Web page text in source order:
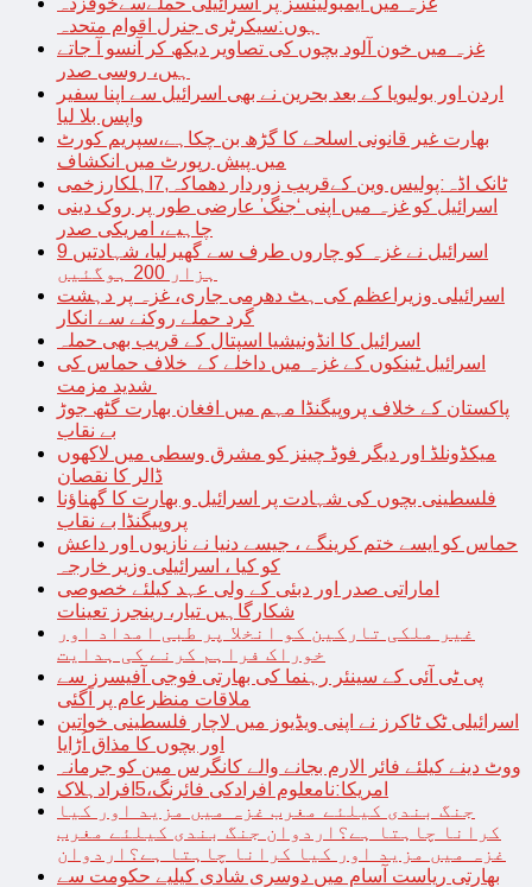
ہوں:سیکرٹری جنرل اقوام متحدہ
غزہ میں خون آلود بچوں کی تصاویر دیکھ کر آنسو آ جاتے
ہیں، روسی صدر
اردن اور بولیویا کے بعد بحرین نے بھی اسرائیل سے اپنا سفیر
واپس بلا لیا
بھارت غیر قانونی اسلحے کا گڑھ بن چکاہے،سپریم کورٹ
میں پیش رپورٹ میں انکشاف
ٹانک اڈہ:پولیس وین کےقریب زوردار دھماکہ,7اہلکارزخمی
اسرائیل کو غزہ میں اپنی ‘جنگ’ عارضی طور پر روک دینی
چاہیے، امریکی صدر
اسرائیل نے غزہ کو چاروں طرف سے گھیرلیا، شہادتیں 9
ہزار 200 ہوگئیں
اسرائیلی وزیراعظم کی ہٹ دھرمی جاری، غزہ پر دہشت
گرد حملے روکنے سے انکار
اسرائیل کا انڈونیشیا اسپتال کے قریب بھی حملہ
اسرائیل ٹینکوں کے غزہ میں داخلے کے خلاف حماس کی
پاکستان کے خلاف پروپیگنڈا مہم میں افغان بھارت گٹھ جوڑ
بے نقاب
میکڈونلڈ اور دیگر فوڈ چینز کو مشرق وسطی میں لاکھوں
ڈالر کا نقصان
فلسطینی بچوں کی شہادت پر اسرائیل و بھارت کا گھناؤنا
پروپیگنڈا بے نقاب
حماس کو ایسے ختم کرینگے ، جیسے دنیا نے نازیوں اور داعش
کو کیا ، اسرائیلی وزیر خارجہ
اماراتی صدر اور دبئی کے ولی عہد کیلئے خصوصی
شکارگاہیں تیار، رینجرز تعینات
غیر ملکی تارکین کو انخلا پر طبی امداد اور
خوراک فراہم کرنے کی ہدایت
پی ٹی آئی کے سینئر رہنما کی بھارتی فوجی آفیسرز سے
ملاقات منظرعام پر آگئی
اسرائیلی ٹک ٹاکرز نے اپنی ویڈیوز میں لاچار فلسطینی خواتین
اور بچوں کا مذاق اُڑایا
ووٹ دینے کیلئے فائر الارم بجانے والے کانگرس مین کو جرمانہ
امریکا:نامعلوم افرادکی فائرنگ،5افرادہلاک
جنگ بندی کیلئے مغرب غزہ میں مزید اور کیا
کرانا چاہتا ہے؟اردوان جنگ بندی کیلئے مغرب
غزہ میں مزید اور کیا کرانا چاہتا ہے؟اردوان
بھارتی ریاست آسام میں دوسری شادی کیلیے حکومت سے